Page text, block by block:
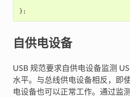
};
自供电设备
USB 规范要求自供电设备监测
水平。与总线供电设备相反，即
电设备也可以正常工作。通过监